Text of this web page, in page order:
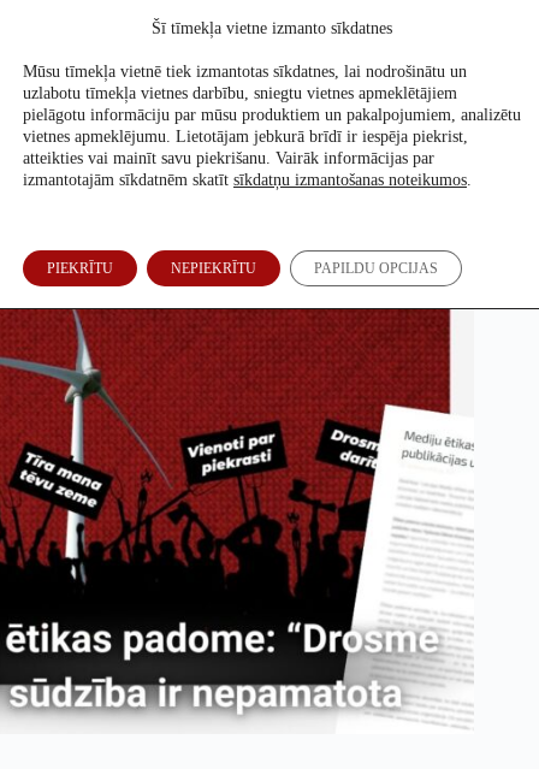
Atbalsti mūs
Mediju ētikas padome: “Drosme darīt” sūdzība ir nepamatota
Šī tīmekļa vietne izmanto sīkdatnes
Mūsu tīmekļa vietnē tiek izmantotas sīkdatnes, lai nodrošinātu un
uzlabotu tīmekļa vietnes darbību, sniegtu vietnes apmeklētājiem
pielāgotu informāciju par mūsu produktiem un pakalpojumiem, analizētu
vietnes apmeklējumu. Lietotājam jebkurā brīdī ir iespēja piekrist,
atteikties vai mainīt savu piekrišanu. Vairāk informācijas par
izmantotajām sīkdatnēm skatīt sīkdatņu izmantošanas noteikumos.
PIEKRĪTU NEPIEKRĪTU PAPILDU OPCIJAS